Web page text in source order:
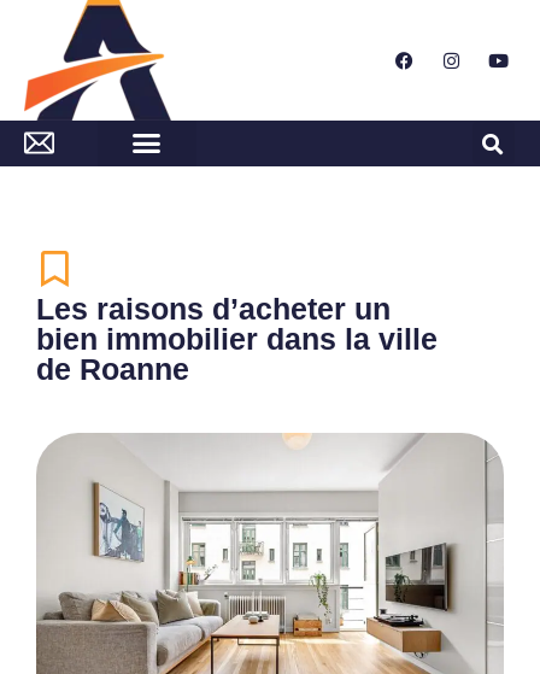
Les raisons d’acheter un
bien immobilier dans la ville
de Roanne